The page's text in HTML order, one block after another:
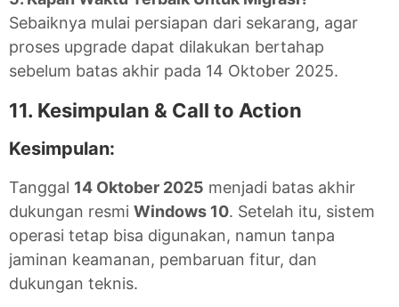
Sebaiknya mulai persiapan dari sekarang, agar
proses upgrade dapat dilakukan bertahap
sebelum batas akhir pada 14 Oktober 2025.
11. Kesimpulan & Call to Action
Kesimpulan:
Tanggal 14 Oktober 2025 menjadi batas akhir
dukungan resmi Windows 10. Setelah itu, sistem
operasi tetap bisa digunakan, namun tanpa
jaminan keamanan, pembaruan fitur, dan
dukungan teknis.